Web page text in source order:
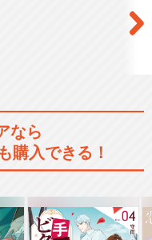
なら
購入できる！